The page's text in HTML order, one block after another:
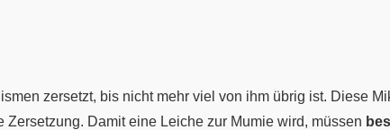
zersetzt, bis nicht mehr viel von ihm übrig ist. Diese
Damit eine Leiche zur Mumie wird, müssen